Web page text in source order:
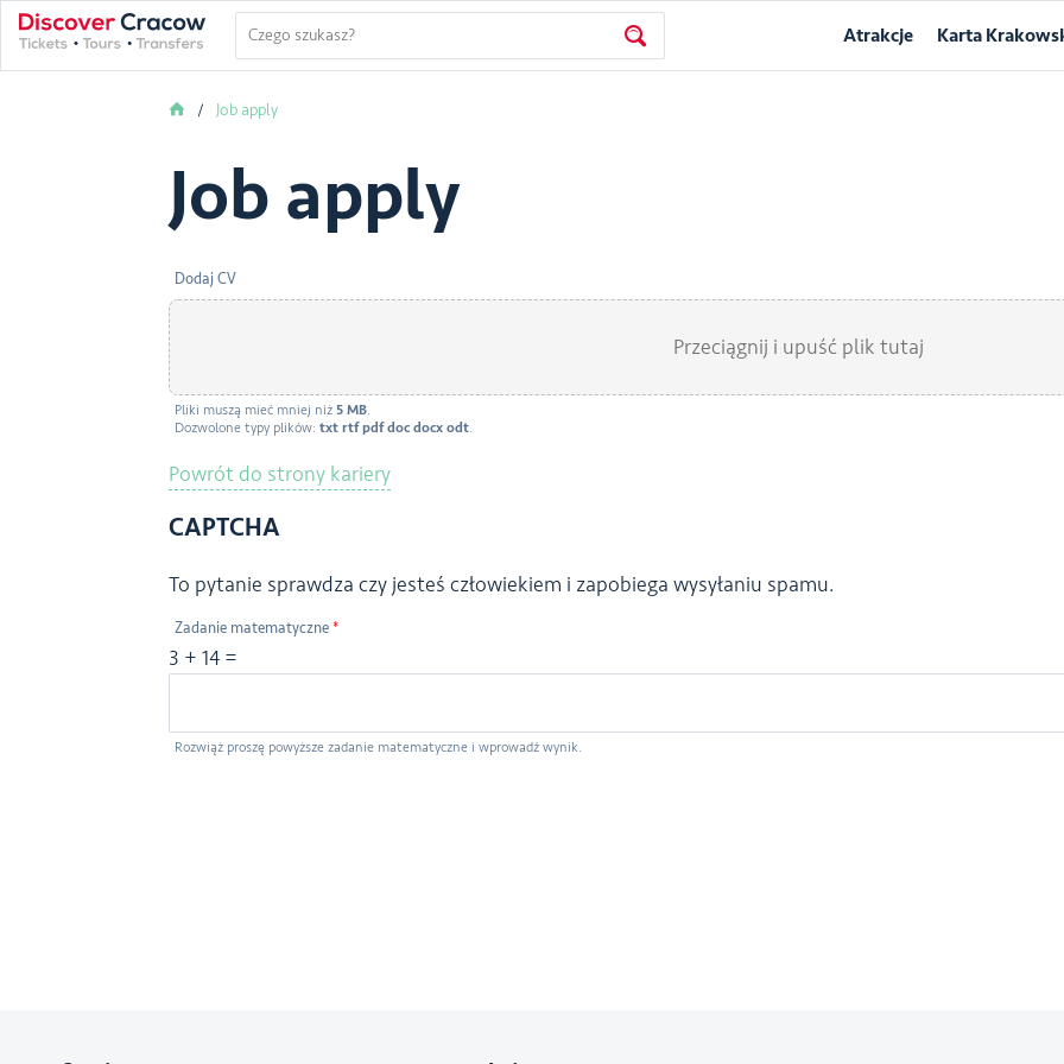
Atrakcje Karta
Job apply
Job apply
Dodaj CV
Przeciągnij i upuść plik tutaj
Pliki muszą mieć mniej niż 5 MB.
Dozwolone typy plików: txt rtf pdf doc docx odt.
Powrót do strony kariery
CAPTCHA
To pytanie sprawdza czy jesteś człowiekiem i zapobiega wysyłaniu spamu.
Zadanie matematyczne*
3 + 14 =
Rozwiąż proszę powyższe zadanie matematyczne i wprowadź wynik.